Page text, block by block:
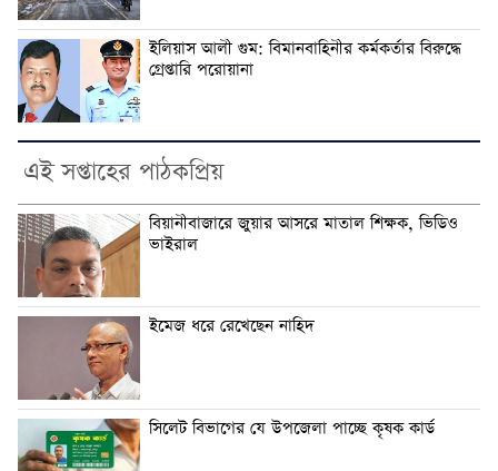
ইলিয়াস আলী গুম: বিমানবাহিনীর কর্মকর্তার বিরুদ্ধে
গ্রেপ্তারি পরোয়ানা
এই সপ্তাহের পাঠকপ্রিয়
বিয়ানীবাজারে জুয়ার আসরে মাতাল শিক্ষক, ভিডিও
ভাইরাল
ইমেজ ধরে রেখেছেন নাহিদ
সিলেট বিভাগের যে উপজেলা পাচ্ছে কৃষক কার্ড